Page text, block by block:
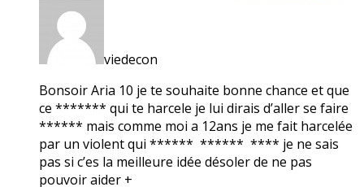
viedecon
Bonsoir Aria 10 je te souhaite bonne chance et que
ce ******* qui te harcele je lui dirais d’aller se faire
****** mais comme moi a 12ans je me fait harcelée
par un violent qui ****** ****** **** je ne sais
pas si c’es la meilleure idée désoler de ne pas
pouvoir aider +